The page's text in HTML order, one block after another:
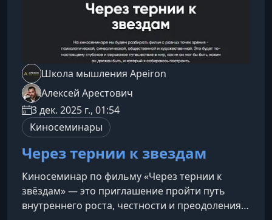
Школа мышления Apeiron
Алексей Арестович
3 дек. 2025 г., 01:54
Киносеминары
Через тернии к звездам
Киносеминар по фильму «Через тернии к
звёздам» — это приглашение пройти путь
внутреннего роста, честности и преодоления,